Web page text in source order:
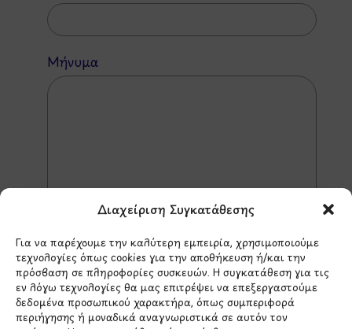
Διαχείριση Συγκατάθεσης
Για να παρέχουμε την καλύτερη εμπειρία, χρησιμοποιούμε
τεχνολογίες όπως cookies για την αποθήκευση ή/και την
πρόσβαση σε πληροφορίες συσκευών. Η συγκατάθεση για τις
εν λόγω τεχνολογίες θα μας επιτρέψει να επεξεργαστούμε
δεδομένα προσωπικού χαρακτήρα, όπως συμπεριφορά
περιήγησης ή μοναδικά αναγνωριστικά σε αυτόν τον
Μήνυμα
*Αυτός ο ιστότοπος προστατεύεται από το σύστημα
reCAPTCHA και ισχύουν ηΠολιτική Απορρήτουκαι οι
Όροι Παροχής Υπηρεσιώντης Google.